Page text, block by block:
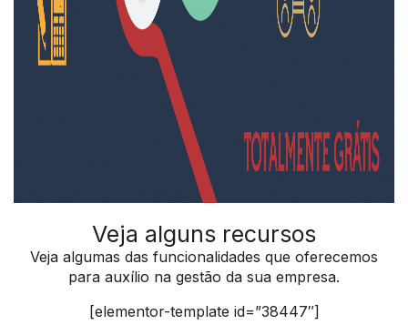
Veja alguns recursos
Veja algumas das funcionalidades que oferecemos
para auxílio na gestão da sua empresa.
[elementor-template id=”38447″]